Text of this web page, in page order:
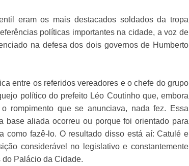
eram os mais destacados soldados da tropa
políticas importantes na cidade, a voz de
na defesa dos dois governos de Humberto
entre os referidos vereadores e o chefe do grupo
político do prefeito Léo Coutinho que, embora
rompimento que se anunciava, nada fez. Essa
base aliada ocorreu ou porque foi orientado para
como fazê-lo. O resultado disso está aí: Catulé e
considerável no legislativo e constantemente
do Palácio da Cidade.